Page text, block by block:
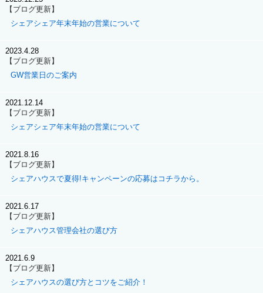
【ブログ更新】
シェアシェア年末年始の営業について
2023.4.28
【ブログ更新】
GW営業日のご案内
2021.12.14
【ブログ更新】
シェアシェア年末年始の営業について
2021.8.16
【ブログ更新】
シェアハウスで夏得!キャンペーンの応募はコチラから。
2021.6.17
【ブログ更新】
シェアハウス管理会社の選び方
2021.6.9
【ブログ更新】
シェアハウスの選び方とコツをご紹介！